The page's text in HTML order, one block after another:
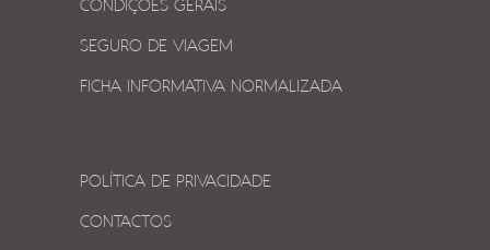
CONDIÇÕES GERAIS
SEGURO DE VIAGEM
FICHA INFORMATIVA NORMALIZADA
POLÍTICA DE PRIVACIDADE
CONTACTOS